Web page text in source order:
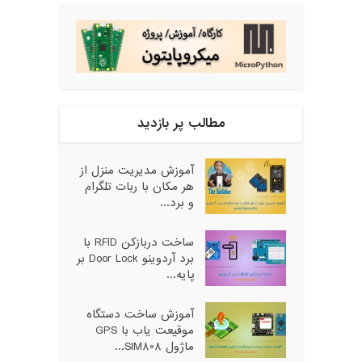
مطالب پر بازدید
آموزش مدیریت منزل از
هر مکان با ربات تلگرام
و برد...
ساخت دربازکن RFID با
برد آردوینو Door Lock بر
پایه...
آموزش ساخت دستگاه
موقیعت یاب با GPS
ماژول SIM808...